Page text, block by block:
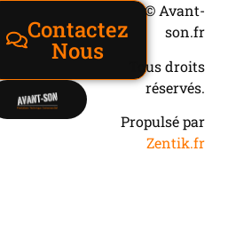
Contactez
Nous
© Avant-
son.fr
Tous droits
réservés.
Propulsé par
Zentik.fr